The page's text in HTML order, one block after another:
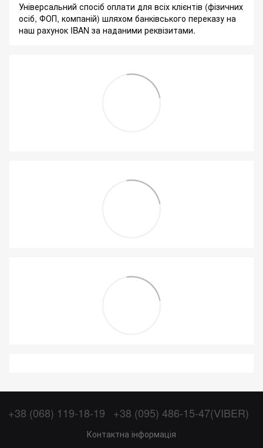
Універсальний спосіб оплати для всіх клієнтів (фізичних
осіб, ФОП, компаній) шляхом банківського переказу на
наш рахунок IBAN за наданими реквізитами.
+38 (068) 119-18-19 +38 (095) 486-15-47(VIBER)
Контактна інформація